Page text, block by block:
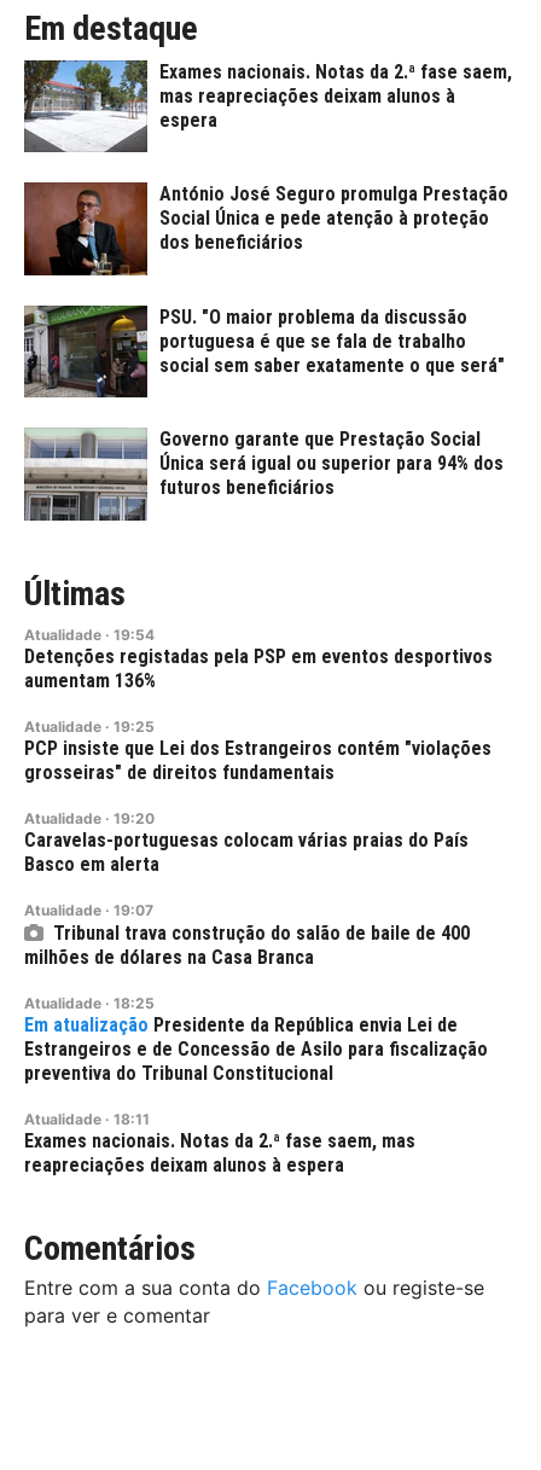
Em destaque
Exames nacionais. Notas da 2.ª fase saem,
mas reapreciações deixam alunos à
espera
António José Seguro promulga Prestação
Social Única e pede atenção à proteção
dos beneficiários
PSU. "O maior problema da discussão
portuguesa é que se fala de trabalho
social sem saber exatamente o que será"
Governo garante que Prestação Social
Única será igual ou superior para 94% dos
futuros beneficiários
Últimas
Atualidade · 19:54
Detenções registadas pela PSP em eventos desportivos
aumentam 136%
Atualidade · 19:25
PCP insiste que Lei dos Estrangeiros contém "violações
grosseiras" de direitos fundamentais
Atualidade · 19:20
Caravelas-portuguesas colocam várias praias do País
Basco em alerta
Atualidade · 19:07
Tribunal trava construção do salão de baile de 400
milhões de dólares na Casa Branca
Atualidade · 18:25
Presidente da República envia Lei de
Estrangeiros e de Concessão de Asilo para fiscalização
preventiva do Tribunal Constitucional
Atualidade · 18:11
Exames nacionais. Notas da 2.ª fase saem, mas
reapreciações deixam alunos à espera
Comentários
Entre com a sua conta do Facebook ou registe-se
para ver e comentar